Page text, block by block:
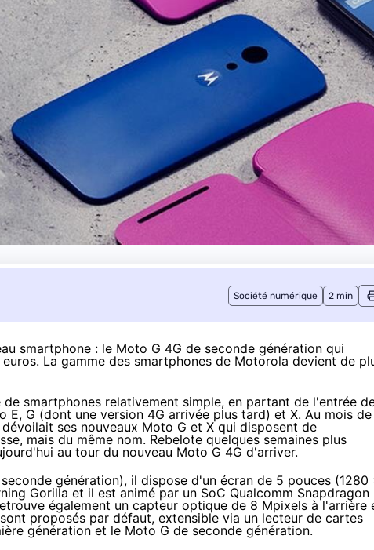
Société numérique 2 min
smartphone : le Moto G 4G de seconde génération qui
La gamme des smartphones de Motorola devient de
de smartphones relativement simple, en partant de l'entrée
E, G (dont une version 4G arrivée plus tard) et X. Au mois de
ses nouveaux Moto G et Xqui disposent de
mais du même nom. Rebelote quelques semaines plus
au tour du nouveau Moto G 4G d'arriver.
génération), il dispose d'un écran de 5 pouces (1280
Gorilla et il est animé par un SoC Qualcomm Snapdragon
également un capteur optique de 8 Mpixels à l'arrière
proposés par défaut, extensible via un lecteur de cartes
génération et le Moto G de seconde génération.